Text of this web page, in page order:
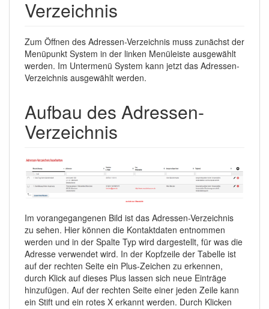
Verzeichnis
Zum Öffnen des Adressen-Verzeichnis muss zunächst der
Menüpunkt System in der linken Menüleiste ausgewählt
werden. Im Untermenü System kann jetzt das Adressen-
Verzeichnis ausgewählt werden.
Aufbau des Adressen-
Verzeichnis
Im vorangegangenen Bild ist das Adressen-Verzeichnis
zu sehen. Hier können die Kontaktdaten entnommen
werden und in der Spalte Typ wird dargestellt, für was die
Adresse verwendet wird. In der Kopfzeile der Tabelle ist
auf der rechten Seite ein Plus-Zeichen zu erkennen,
durch Klick auf dieses Plus lassen sich neue Einträge
hinzufügen. Auf der rechten Seite einer jeden Zeile kann
ein Stift und ein rotes X erkannt werden. Durch Klicken